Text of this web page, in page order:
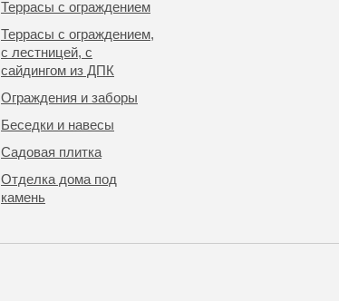
Террасы с ограждением
Террасы с ограждением,
с лестницей, с
сайдингом из ДПК
Ограждения и заборы
Беседки и навесы
Садовая плитка
Отделка дома под
камень